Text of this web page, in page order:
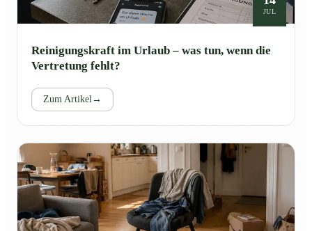
JUL
Reinigungskraft im Urlaub – was tun, wenn die
Vertretung fehlt?
Zum Artikel→